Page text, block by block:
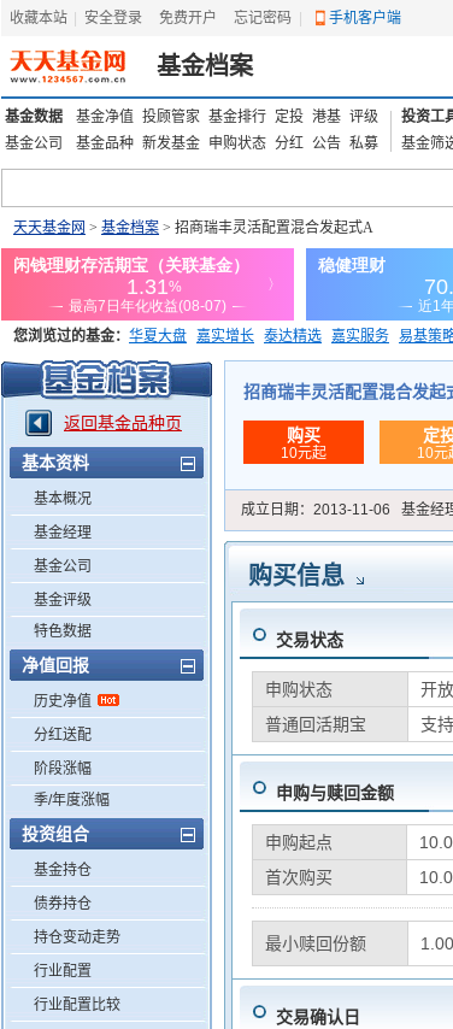
收藏本站 安全登录 免费开户 忘记密码 手机客户端
基金档案
基金数据 基金净值 投顾管家 基金排行 定投 港基 评级
基金公司
基金品种 新发基金 申购状态 分红 公告 私募
投资工
基金筛
天天基金网 > 基金档案 > 招商瑞丰灵活配置混合发起式A
您浏览过的基金： 华夏大盘 嘉实增长 泰达精选 嘉实服务 易基策
添富优势 华安宏利 上证180价值ETF
返回基金品种页
基本资料
基本概况
基金经理
基金公司
基金评级
特色数据
净值回报
历史净值
分红送配
阶段涨幅
季/年度涨幅
投资组合
基金持仓
债券持仓
持仓变动走势
行业配置
行业配置比较
招商瑞丰灵活配置混合发起
购买
10元起
定
10元
成立日期： 2013-11-06 基金经
购买信息
交易状态
申购状态 开
普通回活期宝
支持
申购与赎回金额
申购起点
首次购买
最小赎回份额
交易确认日